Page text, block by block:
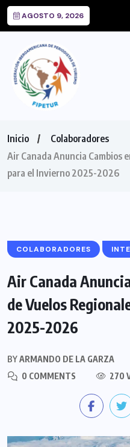
AGOSTO 9, 2026
Inicio
Colaboradores
Air Canada Anuncia Cambios
para el Invierno 2025-2026
COLABORADORES
Air Canada
de Vuelos
2025-2026
BYARMANDO DE LA GARZA
0 COMMENTS
270